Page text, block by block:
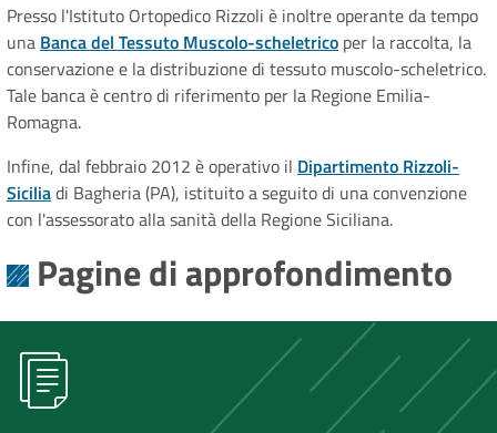
Presso l'Istituto Ortopedico Rizzoli è inoltre operante da tempo
una Banca del Tessuto Muscolo-scheletrico per la raccolta, la
conservazione e la distribuzione di tessuto muscolo-scheletrico.
Tale banca è centro di riferimento per la Regione Emilia-
Romagna.
Infine, dal febbraio 2012 è operativo il Dipartimento Rizzoli-
Siciliadi Bagheria (PA), istituito a seguito di una convenzione
con l'assessorato alla sanità della Regione Siciliana.
Pagine di approfondimento